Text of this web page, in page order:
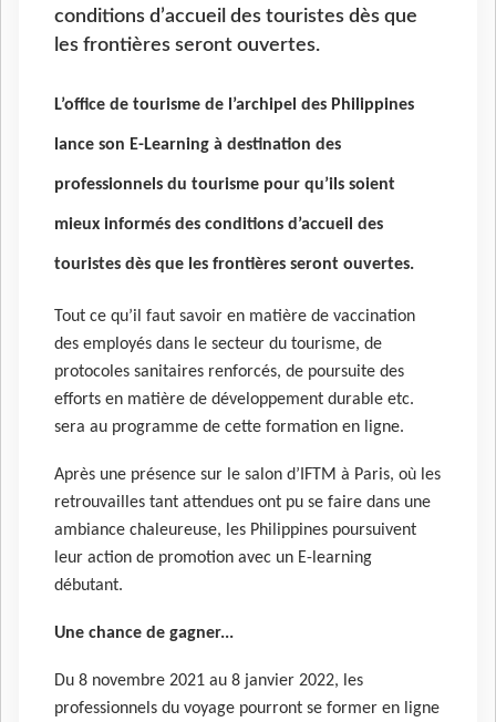
conditions d’accueil des touristes dès que
les frontières seront ouvertes.
L’office de tourisme de l’archipel des Philippines
lance son E-Learning à destination des
professionnels du tourisme pour qu’ils soient
mieux informés des conditions d’accueil des
touristes dès que les frontières seront ouvertes.
Tout ce qu’il faut savoir en matière de vaccination
des employés dans le secteur du tourisme, de
protocoles sanitaires renforcés, de poursuite des
efforts en matière de développement durable etc.
sera au programme de cette formation en ligne.
Après une présence sur le salon d’IFTM à Paris, où les
retrouvailles tant attendues ont pu se faire dans une
ambiance chaleureuse, les Philippines poursuivent
leur action de promotion avec un E-learning
débutant.
Une chance de gagner...
Du 8 novembre 2021 au 8 janvier 2022, les
professionnels du voyage pourront se former en ligne